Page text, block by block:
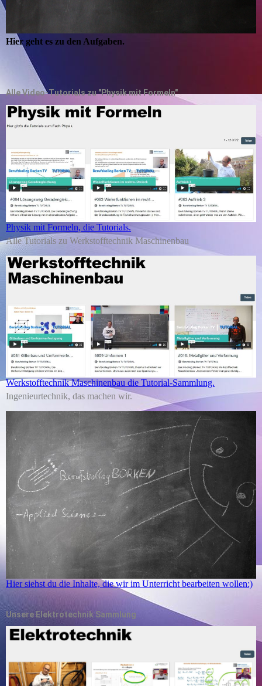
Hier geht es zu den Aufgaben.
Alle Video-Tutorials zu "Physik mit Formeln"
Physik mit Formeln, die Tutorials.
Alle Tutorials zu Werkstofftechnik Maschinenbau
Werkstofftechnik Maschinenbau die Tutorial-Sammlung.
Ingenieurtechnik, das machen wir.
Hier siehst du die Inhalte, die wir im Unterricht bearbeiten wollen:)
Unsere Elektrotechnik Sammlung